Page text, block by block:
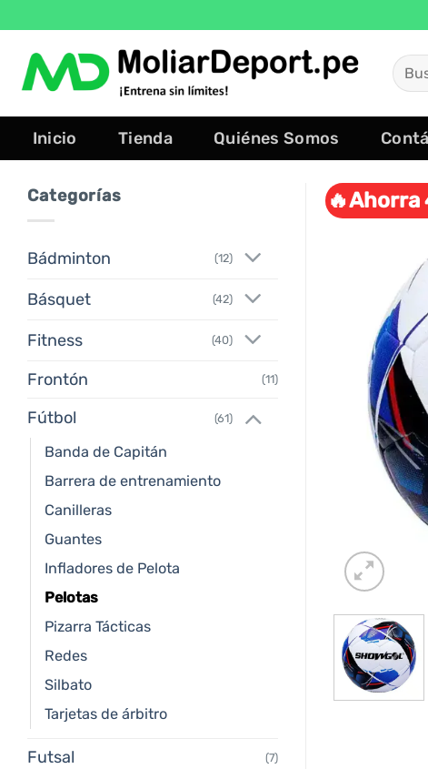
contenido
por:
Inicio Tienda Quiénes Somos
Categorías
Bádminton (12)
Básquet (42)
Fitness (40)
Frontón (11)
Fútbol (61)
Banda de Capitán
Barrera de entrenamiento
Canilleras
Guantes
Infladores de Pelota
Pelotas
Pizarra Tácticas
Redes
Silbato
Tarjetas de árbitro
Futsal (7)
🔥Ahorra